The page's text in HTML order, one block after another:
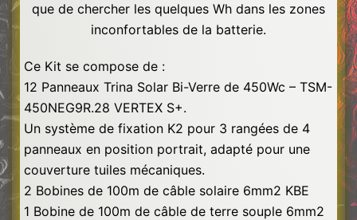
que de chercher les quelques Wh dans les zones
inconfortables de la batterie.
Ce Kit se compose de :
12 Panneaux Trina Solar Bi-Verre de 450Wc – TSM-
450NEG9R.28 VERTEX S+.
Un système de fixation K2 pour 3 rangées de 4
panneaux en position portrait, adapté pour une
couverture tuiles mécaniques.
2 Bobines de 100m de câble solaire 6mm2 KBE
1 Bobine de 100m de câble de terre souple 6mm2